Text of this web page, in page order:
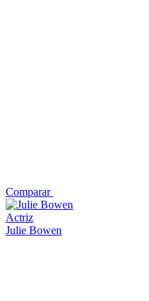
Comparar
Actriz
Julie Bowen